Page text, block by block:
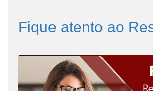
Fique atento ao